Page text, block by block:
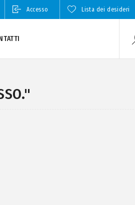
Accesso Lista dei desideri